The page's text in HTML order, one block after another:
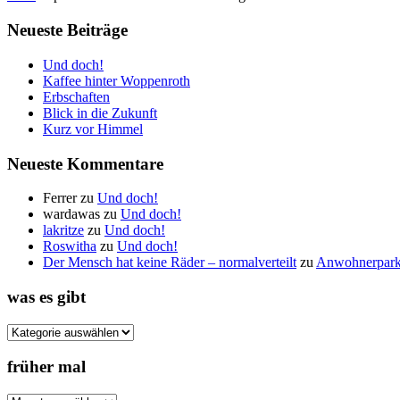
Neueste Beiträge
Und doch!
Kaffee hinter Woppenroth
Erbschaften
Blick in die Zukunft
Kurz vor Himmel
Neueste Kommentare
Ferrerzu Und doch!
wardawas zu Und doch!
lakritze zu Und doch!
Roswitha zu Und doch!
Der Mensch hat keine Räder – normalverteilt zu
was es gibt
was
gibt
früher mal